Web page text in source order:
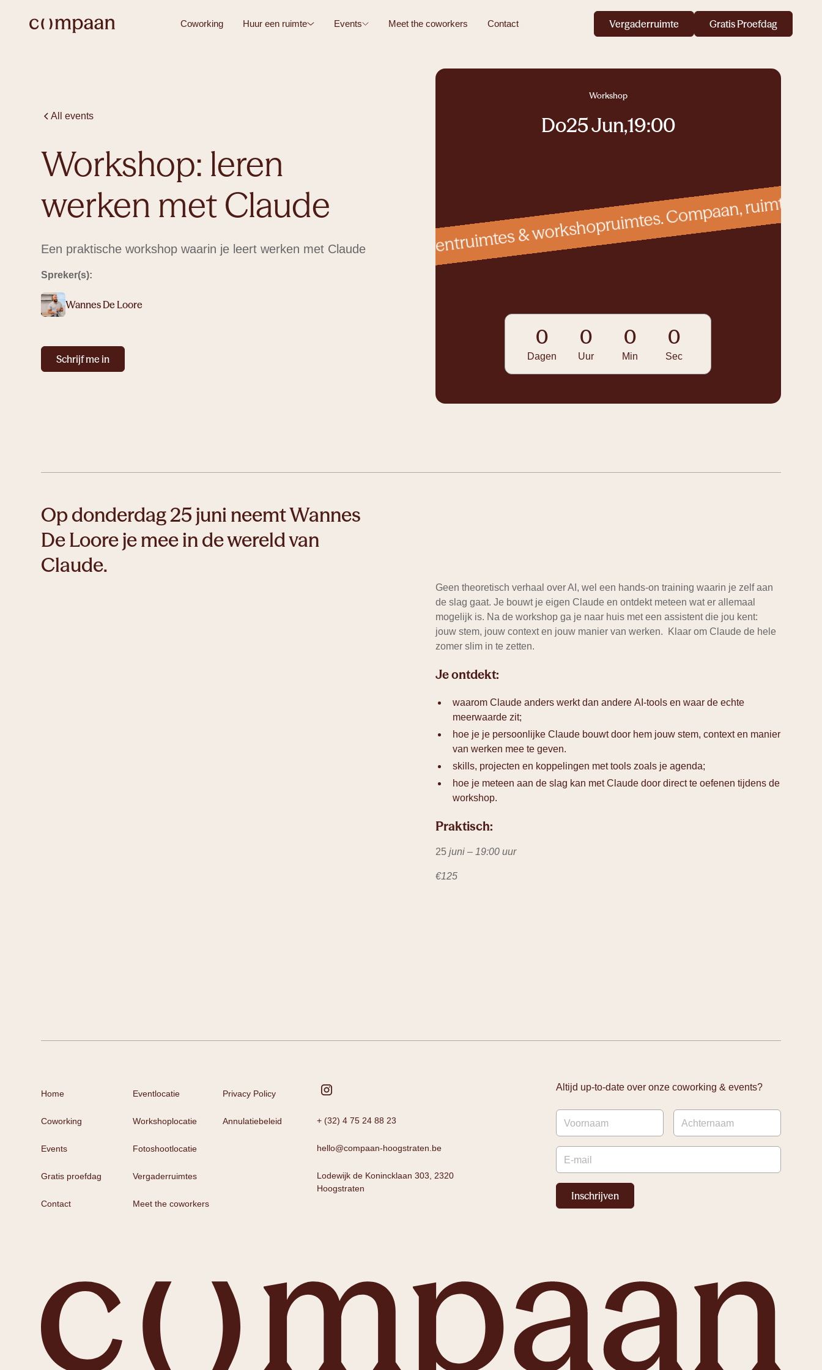
Coworking Huur een ruimte Events Meet the coworkers Contact Vergaderruimte Gratis Proefdag
All events
Workshop: leren
werken met Claude
Een praktische workshop waarin je leert werken met Claude
Spreker(s):
Wannes De Loore
Schrijf me in
Workshop
Do25 Jun,19:00
Coworking, vergaderruimtes, eventruimtes & workshopruimtes. Compaan, ruimte
0
Dagen
0
Uur
0
Min
0
Sec
Op donderdag 25 juni neemt Wannes
De Loore je mee in de wereld van
Claude.
Geen theoretisch verhaal over AI, wel een hands-on training waarin je zelf aan
de slag gaat. Je bouwt je eigen Claude en ontdekt meteen wat er allemaal
mogelijk is. Na de workshop ga je naar huis met een assistent die jou kent:
jouw stem, jouw context en jouw manier van werken. Klaar om Claude de hele
zomer slim in te zetten.
Je ontdekt:
waarom Claude anders werkt dan andere AI-tools en waar de echte
meerwaarde zit;
hoe je je persoonlijke Claude bouwt door hem jouw stem, context en manier
van werken mee te geven.
skills, projecten en koppelingen met tools zoals je agenda;
hoe je meteen aan de slag kan met Claude door direct te oefenen tijdens de
workshop.
Praktisch:
25 juni – 19:00 uur
€125
Home
Coworking
Events
Gratis proefdag
Contact
Eventlocatie
Workshoplocatie
Fotoshootlocatie
Vergaderruimtes
Meet the coworkers
Privacy Policy
Annulatiebeleid + (32) 4 75 24 88 23
hello@compaan-hoogstraten.be
Lodewijk de Konincklaan 303, 2320
Hoogstraten
Altijd up-to-date over onze coworking & events?